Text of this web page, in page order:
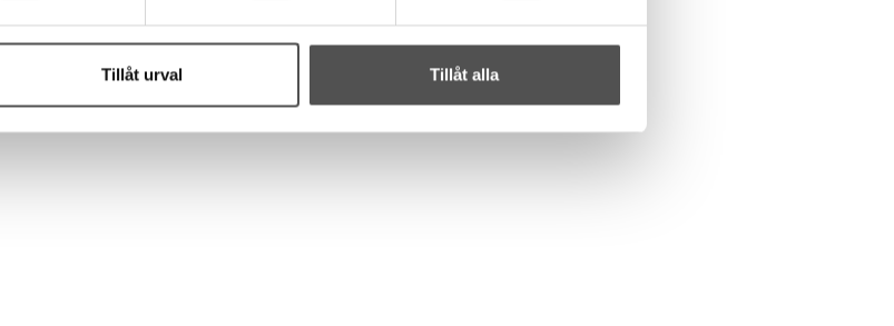
Tillåt urval Tillåt alla